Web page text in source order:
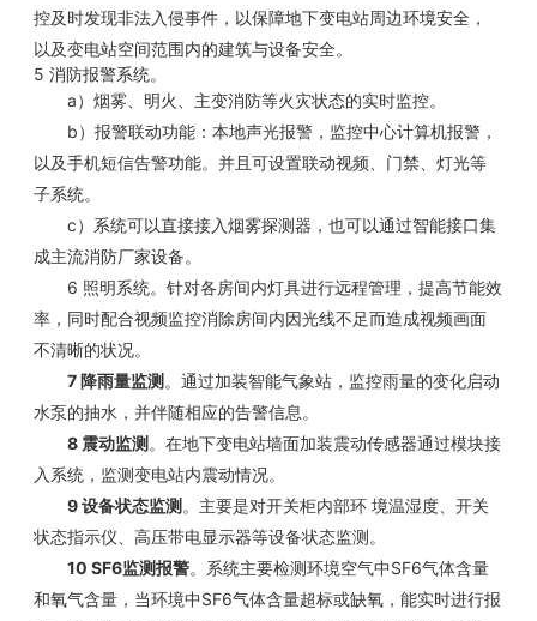
控及时发现非法入侵事件，以保障地下变电站周边环境安全，
以及变电站空间范围内的建筑与设备安全。
5消防报警系统。
a ）烟雾、明火、主变消防等火灾状态的实时监控。
b ）报警联动功能：本地声光报警，监控中心计算机报警，
以及手机短信告警功能。并且可设置联动视频、门禁、灯光等
子系统。
c ） 系统可以直接接入烟雾探测器，也可以通过智能接口集
成主流消防厂家设备。
6 照明系统。针对各房间内灯具进行远程管理，提高节能效
率，同时配合视频监控消除房间内因光线不足而造成视频画面
不清晰的状况。
7降雨量监测 。通过加装智能气象站，监控雨量的变化启动
水泵的抽水，并伴随相应的告警信息。
8 震动监测 。在地下变电站墙面加装震动传感器通过模块接
入系统，监测变电站内震动情况。
9设备状态监测 。主要是对开关柜内部环 境温湿度、开关
状态指示仪、高压带电显示器等设备状态监测。
10SF6监测报警。 系统主要检测环境空气中 SF6气体含量
和氧气含量，当环境中 SF6气体含量超标或缺氧，能实时进行报